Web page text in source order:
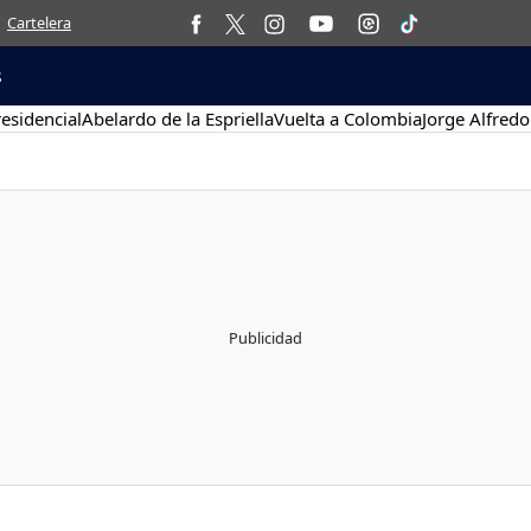
Cartelera
Abelardo de la EspriellaVuelta a ColombiaJorge